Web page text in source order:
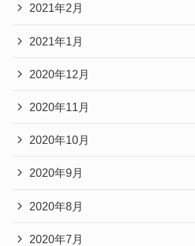
2021年2月
2021年1月
2020年12月
2020年11月
2020年10月
2020年9月
2020年8月
2020年7月